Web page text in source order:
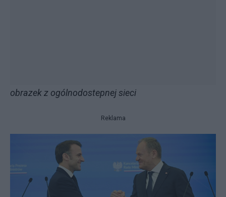
obrazek z ogólnodostepnej sieci
Reklama